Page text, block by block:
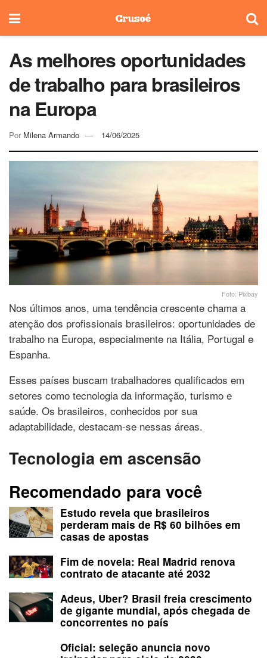
As melhores oportunidades
de trabalho para brasileiros
na Europa
Por Milena Armando 14/06/2025
Foto: Pixbay
Nos últimos anos, uma tendência crescente chama a
atenção dos profissionais brasileiros: oportunidades de
trabalho na Europa, especialmente na Itália, Portugal e
Espanha.
Esses países buscam trabalhadores qualificados em
setores como tecnologia da informação, turismo e
saúde. Os brasileiros, conhecidos por sua
adaptabilidade, destacam-se nessas áreas.
Tecnologia em ascensão
Recomendado para você
Estudo revela que brasileiros
perderam mais de R$ 60 bilhões em
casas de apostas
Fim de novela: Real Madrid renova
contrato de atacante até 2032
Adeus, Uber? Brasil freia crescimento
de gigante mundial, após chegada de
concorrentes no país
Oficial: seleção anuncia novo